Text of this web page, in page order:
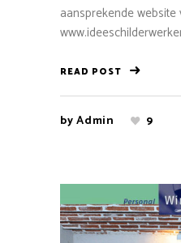
aansprekende
READ POST
byAdmin 9